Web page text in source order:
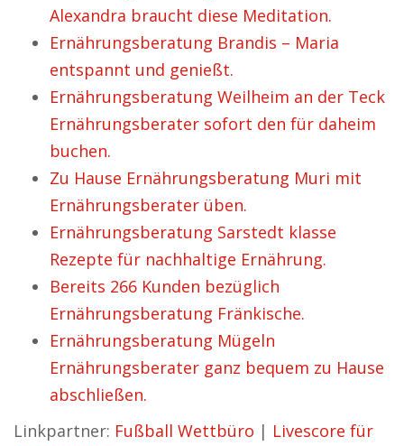
Alexandra braucht diese Meditation.
Ernährungsberatung Brandis – Maria
entspannt und genießt.
Ernährungsberatung Weilheim an der Teck
Ernährungsberater sofort den für daheim
buchen.
Zu Hause Ernährungsberatung Muri mit
Ernährungsberater üben.
Ernährungsberatung Sarstedt klasse
Rezepte für nachhaltige Ernährung.
Bereits 266 Kunden bezüglich
Ernährungsberatung Fränkische.
Ernährungsberatung Mügeln
Ernährungsberater ganz bequem zu Hause
abschließen.
Linkpartner: Fußball Wettbüro | Livescore für